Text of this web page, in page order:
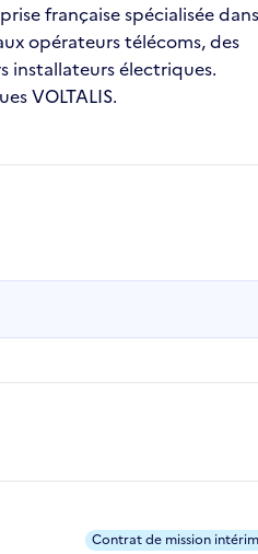
française spécialisée
opérateurs télécoms, des
installateurs électriques.
VOLTALIS.
Contrat de mission